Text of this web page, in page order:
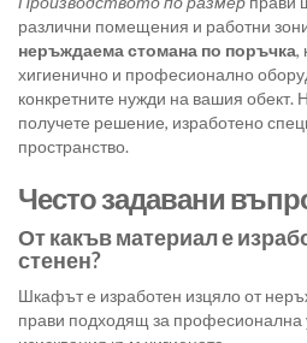
различни помещения и работни
неръждаема стомана по поръчка,
хигиенично и професионално
конкретните нужди на вашия обект.
получете решение, изработено
пространство.
Често задавани
От какъв материал е
стенен?
Шкафът е изработен изцяло от
прави подходящ за професионална